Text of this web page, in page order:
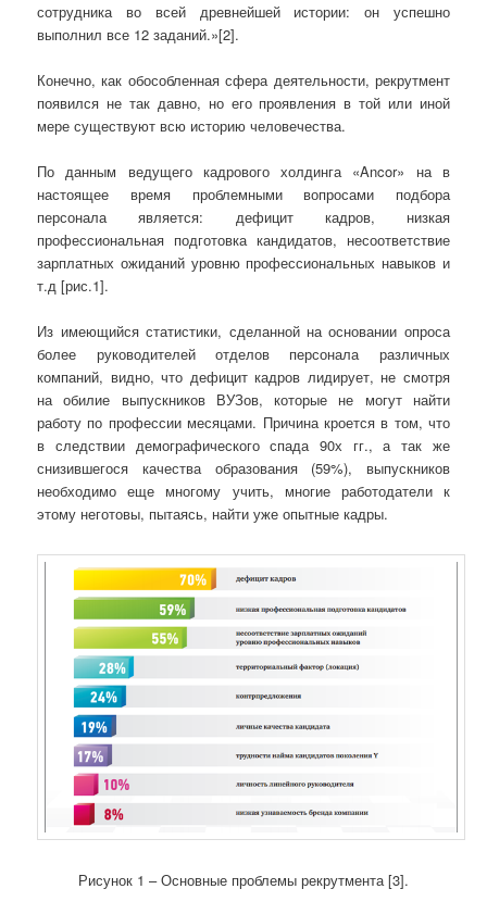
сотрудника во всей древнейшей истории: он успешно
выполнил все 12 заданий.»[2].
Конечно, как обособленная сфера деятельности, рекрутмент
появился не так давно, но его проявления в той или иной
мере существуют всю историю человечества.
По данным ведущего кадрового холдинга «Ancor» на в
настоящее время проблемными вопросами подбора
персонала является: дефицит кадров, низкая
профессиональная подготовка кандидатов, несоответствие
зарплатных ожиданий уровню профессиональных навыков и
т.д [рис.1].
Из имеющийся статистики, сделанной на основании опроса
более руководителей отделов персонала различных
компаний, видно, что дефицит кадров лидирует, не смотря
на обилие выпускников ВУЗов, которые не могут найти
работу по профессии месяцами. Причина кроется в том, что
в следствии демографического спада 90х гг., а так же
снизившегося качества образования (59%), выпускников
необходимо еще многому учить, многие работодатели к
этому неготовы, пытаясь, найти уже опытные кадры.
Рисунок 1 – Основные проблемы рекрутмента [3].